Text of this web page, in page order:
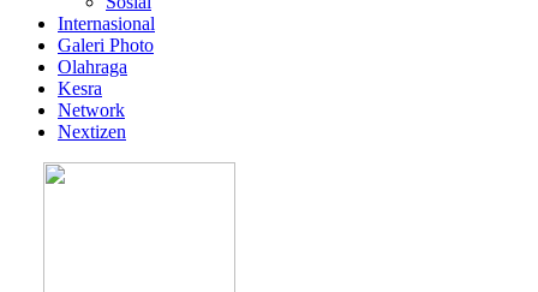
Internasional
Galeri Photo
Olahraga
Kesra
Network
Nextizen